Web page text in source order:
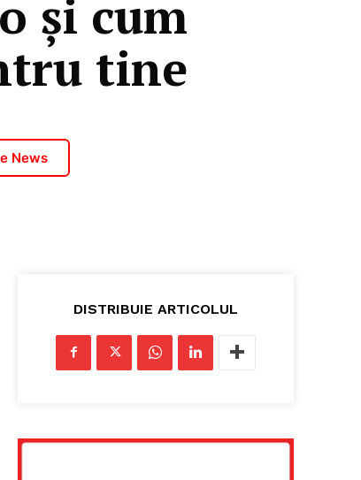
și cum
tine
News
DISTRIBUIE ARTICOLUL